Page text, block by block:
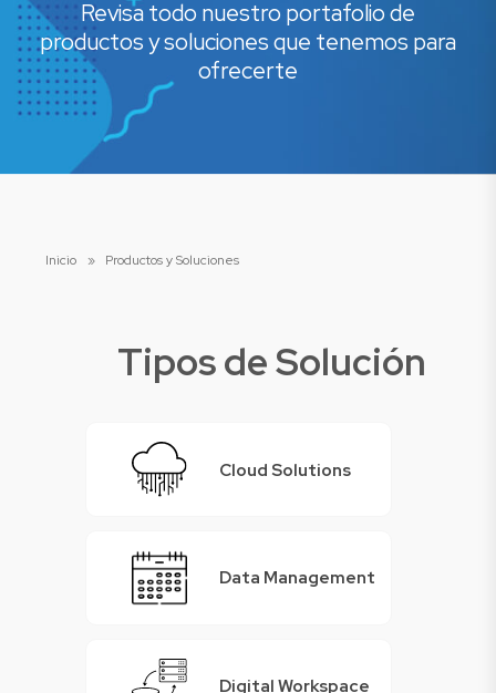
Revisa todo nuestro portafolio de
productos y soluciones que tenemos para
ofrecerte
Inicio » Productos y Soluciones
Tipos de Solución
Cloud Solutions
Data Management
Digital Workspace